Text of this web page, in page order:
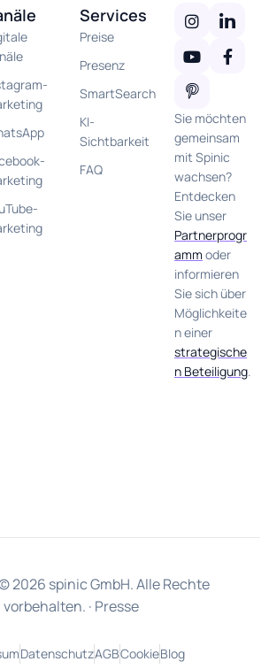
Services
Preise
Presenz
SmartSearch
KI-
Sichtbarkeit
FAQ
Sie möchten
gemeinsam
mit Spinic
wachsen?
Entdecken
Sie unser
Partnerprogr
amm oder
informieren
Sie sich über
Möglichkeite
n einer
strategische
n Beteiligung.
2026 spinic GmbH. Alle Rechte
vorbehalten. · Presse
DatenschutzAGBCookieBlog